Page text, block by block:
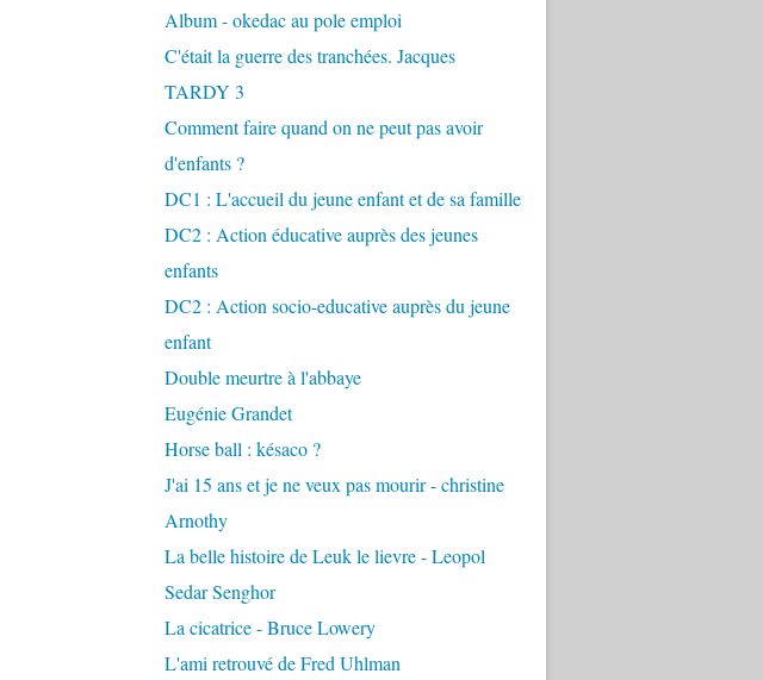
Album - okedac au pole emploi
C'était la guerre des tranchées. Jacques
TARDY 3
Comment faire quand on ne peut pas avoir
d'enfants ?
DC1 : L'accueil du jeune enfant et de sa famille
DC2 : Action éducative auprès des jeunes
enfants
DC2 : Action socio-educative auprès du jeune
enfant
Double meurtre à l'abbaye
Eugénie Grandet
Horse ball : késaco ?
J'ai 15 ans et je ne veux pas mourir - christine
Arnothy
La belle histoire de Leuk le lievre - Leopol
Sedar Senghor
La cicatrice - Bruce Lowery
L'ami retrouvé de Fred Uhlman